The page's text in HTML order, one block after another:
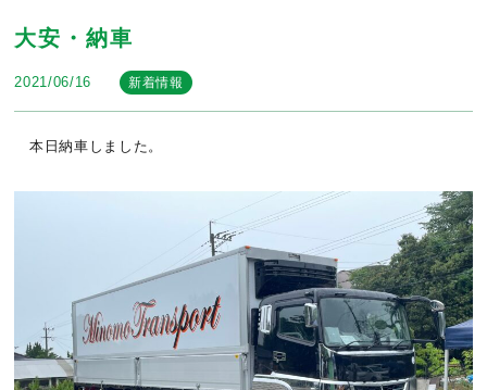
大安・納車
2021/06/16 新着情報
本日納車しました。